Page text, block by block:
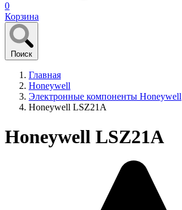
0
Корзина
Поиск
Главная
Honeywell
Электронные компоненты Honeywell
Honeywell LSZ21A
Honeywell LSZ21A